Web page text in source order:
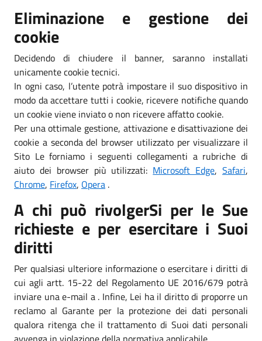
Eliminazione e gestione dei
cookie
Decidendo di chiudere il banner, saranno installati
unicamente cookie tecnici.
In ogni caso, l’utente potrà impostare il suo dispositivo in
modo da accettare tutti i cookie, ricevere notifiche quando
un cookie viene inviato o non ricevere affatto cookie.
Per una ottimale gestione, attivazione e disattivazione dei
cookie a seconda del browser utilizzato per visualizzare il
Sito Le forniamo i seguenti collegamenti a rubriche di
aiuto dei browser più utilizzati: Microsoft Edge,Safari,
Chrome, Firefox, Opera .
A chi può rivolgerSi per le Sue
richieste e per esercitare i Suoi
diritti
Per qualsiasi ulteriore informazione o esercitare i diritti di
cui agli artt. 15-22 del Regolamento UE 2016/679 potrà
inviare una e-mail a . Infine, Lei ha il diritto di proporre un
reclamo al Garante per la protezione dei dati personali
qualora ritenga che il trattamento di Suoi dati personali